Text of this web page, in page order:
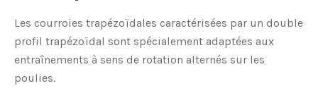
Les courroies trapézoïdales caractérisées par un double
profil trapézoïdal sont spécialement adaptées aux
entraînements à sens de rotation alternés sur les
poulies.